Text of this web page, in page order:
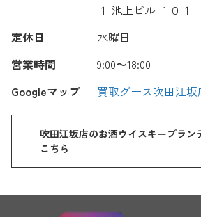
１ 池上ビル １０１
定休日
水曜日
営業時間
9:00〜18:00
Googleマップ
買取グース吹田江坂
吹田江坂店のお酒ウイスキーブラン
こちら